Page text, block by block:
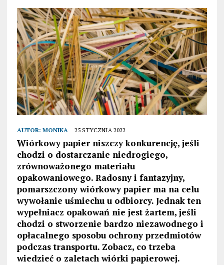
AUTOR: MONIKA 25 STYCZNIA 2022
Wiórkowy papier niszczy konkurencję, jeśli
chodzi o dostarczanie niedrogiego,
zrównoważonego materiału
opakowaniowego. Radosny i fantazyjny,
pomarszczony wiórkowy papier ma na celu
wywołanie uśmiechu u odbiorcy. Jednak ten
wypełniacz opakowań nie jest żartem, jeśli
chodzi o stworzenie bardzo niezawodnego i
opłacalnego sposobu ochrony przedmiotów
podczas transportu. Zobacz, co trzeba
wiedzieć o zaletach wiórki papierowej.